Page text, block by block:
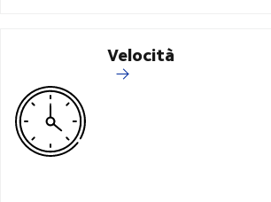
Velocità